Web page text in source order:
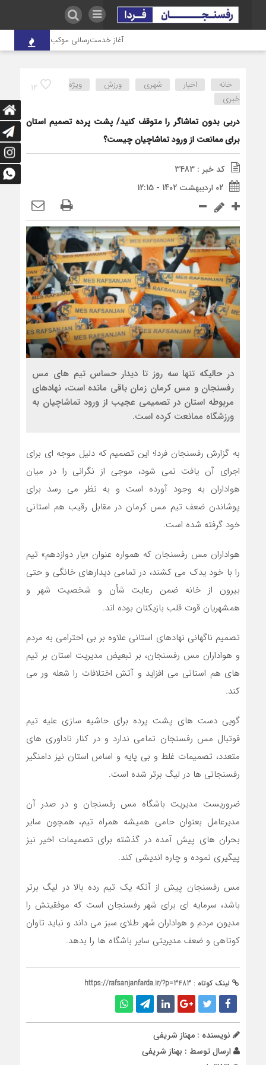
آغاز خدمت‌رسانی موکب درمانی شهدای
12 خانه اخبار شهری ورزش
ویژه
خبری
دربی بدون تماشاگر را متوقف کنید/ پشت پرده تصمیم استان
برای ممانعت از ورود تماشاچیان چیست؟
کد خبر : 3483
02 اردیبهشت 1402 - 12:15
در حالیکه تنها سه روز تا دیدار حساس تیم های مس
رفسنجان و مس کرمان زمان باقی مانده است، نهادهای
مربوطه استان در تصمیمی عجیب از ورود تماشاچیان به
ورزشگاه ممانعت کرده است.
به گزارش رفسنجان فردا؛ این تصمیم که دلیل موجه ای برای
اجرای آن یافت نمی شود، موجی از نگرانی را در میان
هواداران به وجود آورده است و به نظر می رسد برای
پوشاندن ضعف تیم مس کرمان در مقابل رقیب هم استانی
خود گرفته شده است.
هواداران مس رفسنجان که همواره عنوان «یار دوازدهم» تیم
را با خود یدک می کشند، در تمامی دیدارهای خانگی و حتی
بیرون از خانه ضمن رعایت شأن و شخصیت شهر و
همشهریان قوت قلب بازیکنان بوده اند.
تصمیم ناگهانی نهادهای استانی علاوه بر بی احترامی به مردم
و هواداران مس رفسنجان، بر تبعیض مدیریت استان بر تیم
های هم استانی می افزاید و آتش اختلافات را شعله ور می
کند.
گویی دست های پشت پرده برای حاشیه سازی علیه تیم
فوتبال مس رفسنجان تمامی ندارد و در کنار ناداوری های
متعدد، تصمیمات غلط و بی پایه و اساس استان نیز دامنگیر
رفسنجانی ها در لیگ برتر شده است.
ضروریست مدیریت باشگاه مس رفسنجان و در صدر آن
مدیرعامل بعنوان حامی همیشه همراه تیم، همچون سایر
بحران های پیش آمده در گذشته برای تصمیمات اخیر نیز
پیگیری نموده و چاره اندیشی کند.
مس رفسنجان پیش از آنکه یک تیم رده بالا در لیگ برتر
باشد، سرمایه ای برای شهر رفسنجان است که موفقیتش را
مدیون مردم و هواداران شهر طلای سبز می داند و نباید تاوان
کوتاهی و ضعف مدیریتی سایر باشگاه ها را بدهد.
لینک کوتاه : https://rafsanjanfarda.ir/?p=3483
نویسنده : مهناز شریفی
ارسال توسط : بهناز شریفی